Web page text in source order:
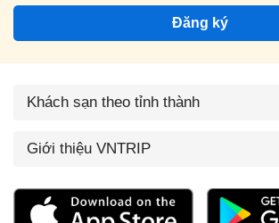
Đăng ký
Khách sạn theo tỉnh thành
Giới thiệu VNTRIP